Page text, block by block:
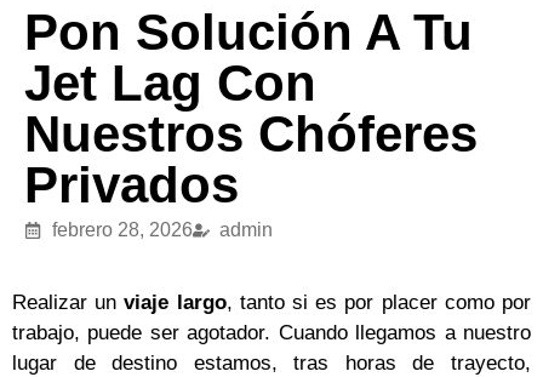
Pon Solución A Tu
Jet Lag Con
Nuestros Chóferes
Privados
febrero 28, 2026 admin
Realizar un viaje largo, tanto si es por placer como por
trabajo, puede ser agotador. Cuando llegamos a nuestro
lugar de destino estamos, tras horas de trayecto,